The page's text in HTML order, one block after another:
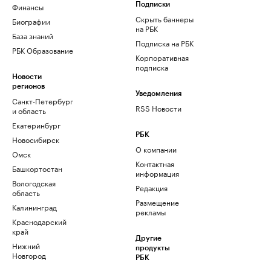
Финансы
Биографии
База знаний
РБК Образование
Новости
регионов
Санкт-Петербург
и область
Екатеринбург
Новосибирск
Омск
Башкортостан
Вологодская
область
Калининград
Краснодарский
край
Нижний
Новгород
Подписки
Скрыть баннеры
на РБК
Подписка на РБК
Корпоративная
подписка
Уведомления
RSS Новости
РБК
О компании
Контактная
информация
Редакция
Размещение
рекламы
Другие
продукты
РБК